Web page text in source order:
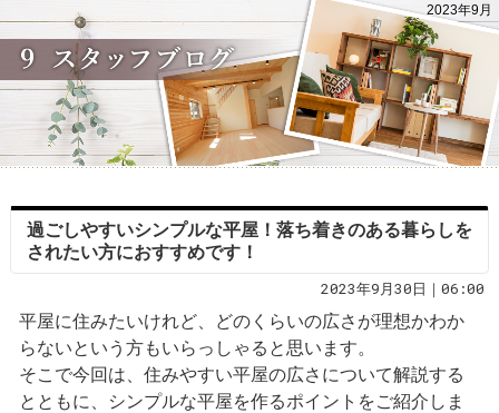
2023年9月
過ごしやすいシンプルな平屋！落ち着きのある暮らしを
されたい方におすすめです！
2023年9月30日｜06:00
平屋に住みたいけれど、どのくらいの広さが理想かわか
らないという方もいらっしゃると思います。
そこで今回は、住みやすい平屋の広さについて解説する
とともに、シンプルな平屋を作るポイントをご紹介しま